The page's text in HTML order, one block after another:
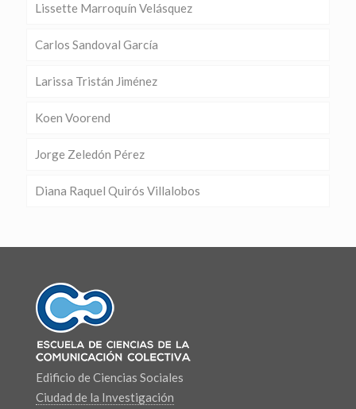
Lissette Marroquín Velásquez
Carlos Sandoval García
Larissa Tristán Jiménez
Koen Voorend
Jorge Zeledón Pérez
Diana Raquel Quirós Villalobos
Edificio de Ciencias Sociales
Ciudad de la Investigación